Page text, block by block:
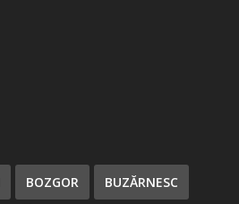
BOZGOR BUZĂRNESC